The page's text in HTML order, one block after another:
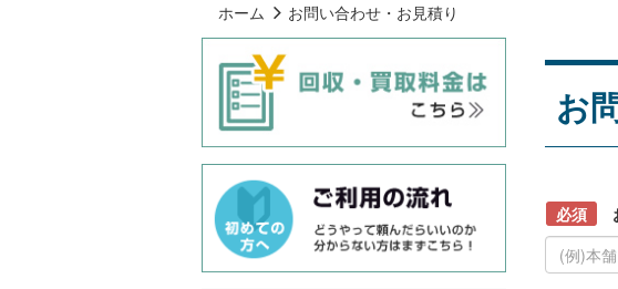
ホーム お問い合わせ・お見積り
お
必須